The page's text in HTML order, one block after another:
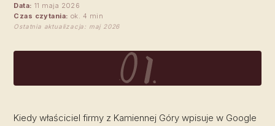
Data: 11 maja 2026
Czas czytania: ok. 4 min
Ostatnia aktualizacja: maj 2026
Kiedy właściciel firmy z Kamiennej Góry wpisuje w Google